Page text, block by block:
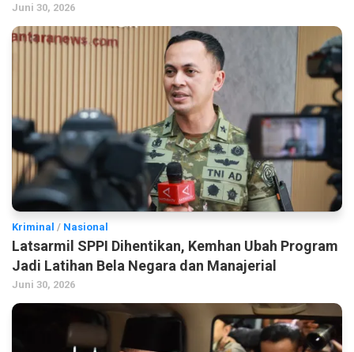
Juni 30, 2026
Kriminal / Nasional
Latsarmil SPPI Dihentikan, Kemhan Ubah Program
Jadi Latihan Bela Negara dan Manajerial
Juni 30, 2026